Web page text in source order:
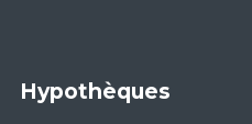
Hypothèques